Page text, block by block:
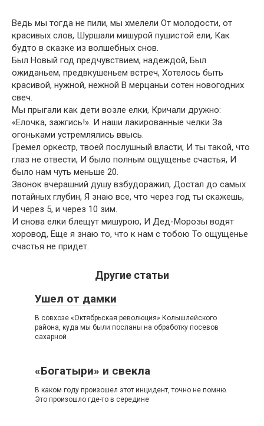
Ведь мы тогда не пили, мы хмелели От молодости, от
красивых слов, Шуршали мишурой пушистой ели, Как
будто в сказке из волшебных снов.
Был Новый год предчувствием, надеждой, Был
ожиданьем, предвкушеньем встреч, Хотелось быть
красивой, нужной, нежной В мерцаньи сотен новогодних
свеч.
Мы прыгали как дети возле елки, Кричали дружно:
«Елочка, зажгись!». И наши лакированные челки За
огоньками устремлялись ввысь.
Гремел оркестр, твоей послушный власти, И ты такой, что
глаз не отвести, И было полным ощущенье счастья, И
было нам чуть меньше 20.
Звонок вчерашний душу взбудоражил, Достал до самых
потайных глубин, Я знаю все, что через год ты скажешь,
И через 5, и через 10 зим.
И снова елки блещут мишурою, И Дед-Морозы водят
хоровод, Еще я знаю то, что к нам с тобою То ощущенье
счастья не придет.
Другие статьи
Ушел от дамки
В совхозе «Октябрьская революция» Колышлейского
района, куда мы были посланы на обработку посевов
сахарной
«Богатыри» и свекла
В каком году произошел этот инцидент, точно не помню.
Это произошло где-то в середине